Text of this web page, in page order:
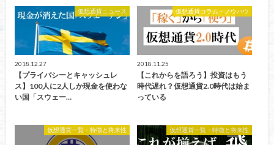
仮想通貨ニュース
2018.12.27
【プライバシーとキャッシュレ
ス】100人に2人しか現金を使わな
い国「スウェー…
仮想通貨コラム・ノウハウ
2018.11.25
【これからを語ろう】投資はもう
時代遅れ？仮想通貨2.0時代は始ま
っている
仮想通貨一覧・特徴と将来性 仮想通貨一覧・特徴と将来性